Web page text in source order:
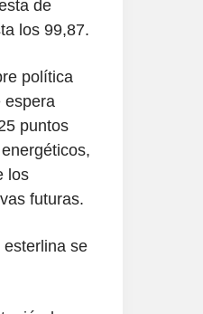
de
los 99,87.
política
espera
puntos
los
futuras.
se